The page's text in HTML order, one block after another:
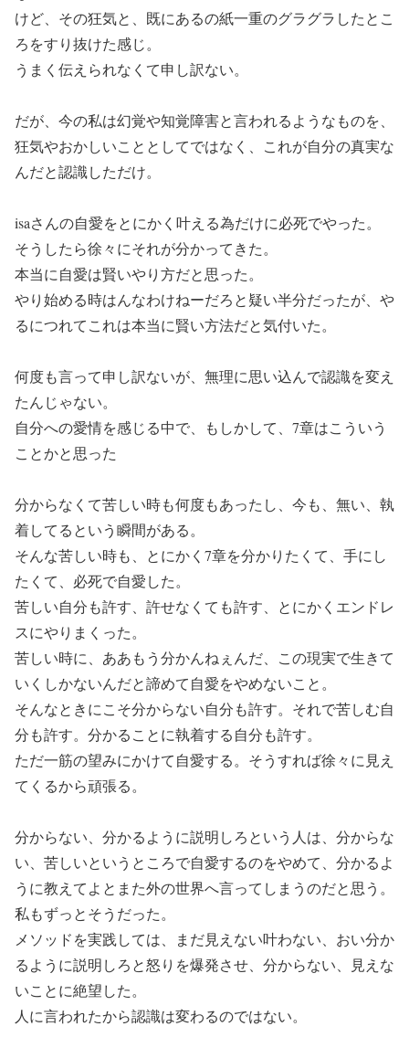
けど、その狂気と、既にあるの紙一重のグラグラしたとこ
ろをすり抜けた感じ。
うまく伝えられなくて申し訳ない。
だが、今の私は幻覚や知覚障害と言われるようなものを、
狂気やおかしいこととしてではなく、 これが自分の真実な
んだと認識しただけ。
isaさんの自愛をとにかく叶える為だけに必死でやった。
そうしたら徐々にそれが分かってきた。
本当に自愛は賢いやり方だと思った。
やり始める時はんなわけねーだろと疑い半分だったが、や
るにつれてこれは本当に賢い方法だと気付いた。
何度も言って申し訳ないが、無理に思い込んで認識を変え
たんじゃない。
自分への愛情を感じる中で、もしかして、7章はこういう
ことかと思った
分からなくて苦しい時も何度もあったし、今も、無い、執
着してるという瞬間がある。
そんな苦しい時も、とにかく7章を分かりたくて、手にし
たくて、必死で自愛した。
苦しい自分も許す、許せなくても許す、とにかくエンドレ
スにやりまくった。
苦しい時に、ああもう分かんねぇんだ、この現実で生きて
いくしかないんだと諦めて自愛をやめないこと。
そんなときにこそ分からない自分も許す。それで苦しむ自
分も許す。分かることに執着する自分も許す。
ただ一筋の望みにかけて自愛する。そうすれば徐々に見え
てくるから頑張る。
分からない、分かるように説明しろという人は、分からな
い、苦しいというところで自愛するのをやめて、分かるよ
うに教えてよとまた外の世界へ言ってしまうのだと思う。
私もずっとそうだった。
メソッドを実践しては、まだ見えない叶わない、おい分か
るように説明しろと怒りを爆発させ、分からない、見えな
いことに絶望した。
人に言われたから認識は変わるのではない。